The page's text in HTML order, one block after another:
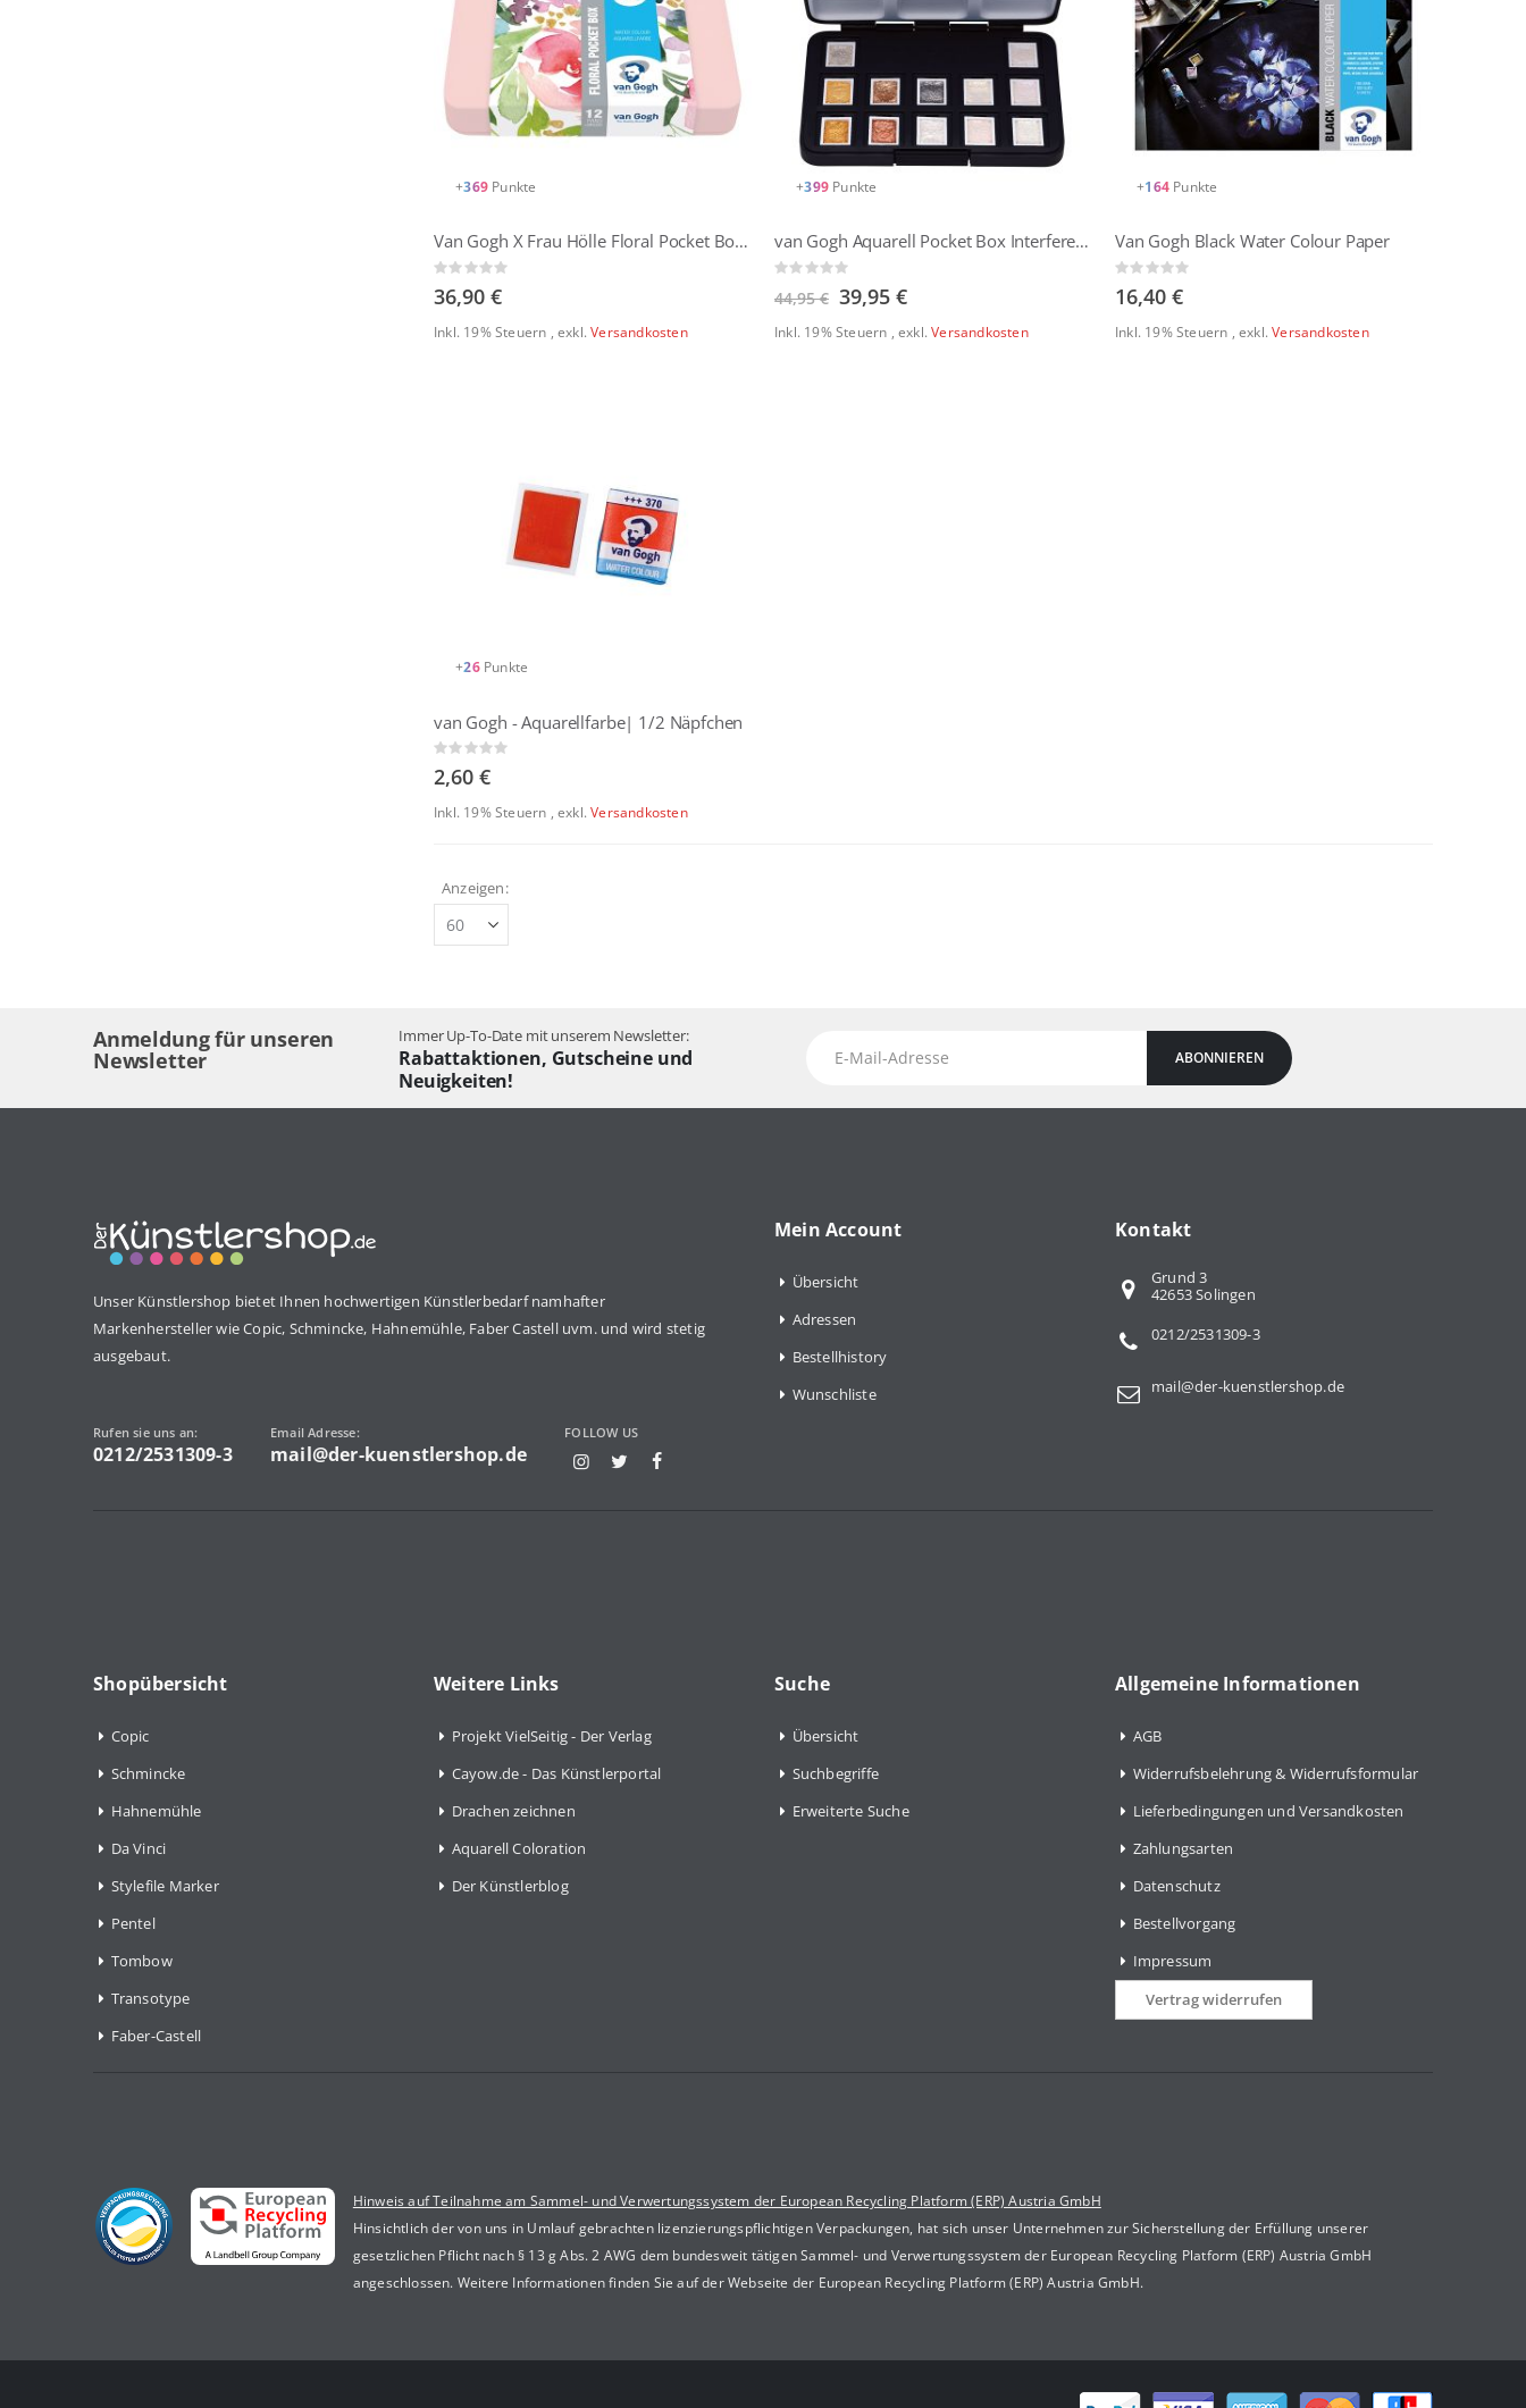
+369 Punkte
Van Gogh X Frau Hölle Floral Pocket Box - 12x 1/2 Näpfchen
Rating:
0%
36,90 €
Inkl. 19% Steuern ,exkl.Versandkosten
+399 Punkte
van Gogh Aquarell Pocket Box Interferenz Metallic Edition mit 12 halben Näpfchen von Royal Talens
Rating:
0%
44,95 € Sonderangebot
39,95 €
Inkl. 19% Steuern , exkl.Versandkosten
+164 Punkte
Van Gogh Black Water Colour Paper
Rating:
0%
16,40 €
Inkl. 19% Steuern , exkl.Versandkosten
+26 Punkte
van Gogh - Aquarellfarbe| 1/2 Näpfchen
Rating:
0%
2,60 €
Inkl. 19% Steuern ,exkl.Versandkosten
Anzeigen
Anmeldung für unseren
Newsletter
Immer Up-To-Date mit unserem Newsletter:
Rabattaktionen, Gutscheine und
Neuigkeiten!
ABONNIEREN
Unser Künstlershop bietet Ihnen hochwertigen Künstlerbedarf namhafter
Markenhersteller wie Copic, Schmincke, Hahnemühle, Faber Castell uvm. und wird stetig
ausgebaut.
Rufen sie uns an:
0212/2531309-3
Email Adresse:
mail@der-kuenstlershop.de
FOLLOW US
Mein Account
Übersicht
Adressen
Bestellhistory
Wunschliste
Kontakt
Grund 3
42653 Solingen
0212/2531309-3
mail@der-kuenstlershop.de
Shopübersicht
Copic
Schmincke
Hahnemühle
Da Vinci
Stylefile Marker
Pentel
Tombow
Transotype
Faber-Castell
Weitere Links
Projekt VielSeitig - Der Verlag
Cayow.de - Das Künstlerportal
Drachen zeichnen
Aquarell Coloration
Der Künstlerblog
Suche
Übersicht
Suchbegriffe
Erweiterte Suche
Allgemeine Informationen
AGB
Widerrufsbelehrung & Widerrufsformular
Lieferbedingungen und Versandkosten
Zahlungsarten
Datenschutz
Bestellvorgang
Impressum
Vertrag widerrufen
Hinweis auf Teilnahme am Sammel- und Verwertungssystem der European Recycling Platform (ERP) Austria GmbH
Hinsichtlich der von uns in Umlauf gebrachten lizenzierungspflichtigen Verpackungen, hat sich unser Unternehmen zur Sicherstellung der Erfüllung unserer
gesetzlichen Pflicht nach § 13 g Abs. 2 AWG dem bundesweit tätigen Sammel- und Verwertungssystem der European Recycling Platform (ERP) Austria GmbH
angeschlossen. Weitere Informationen finden Sie auf der Webseite der European Recycling Platform (ERP) Austria GmbH.